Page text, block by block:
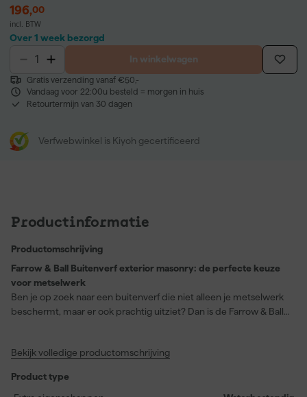
196,00
incl. BTW
Over 1 week bezorgd
In winkelwagen
Gratis verzending vanaf €50,-
Vandaag voor 22:00u besteld = morgen in huis
Retourtermijn van 30 dagen
Verfwebwinkel is Kiyoh gecertificeerd
Productinformatie
Productomschrijving
Farrow & Ball Buitenverf exterior masonry: de perfecte keuze
voor metselwerk
Ben je op zoek naar een buitenverf die niet alleen je metselwerk
beschermt, maar er ook prachtig uitziet? Dan is de Farrow & Ball
dekking in een stijlvolle bruine kleur, maar beschermt je
bacteriële contaminatie. Droogt snel – stofdroog na slechts 2 uur
Bekijk volledige productomschrijving
Product type